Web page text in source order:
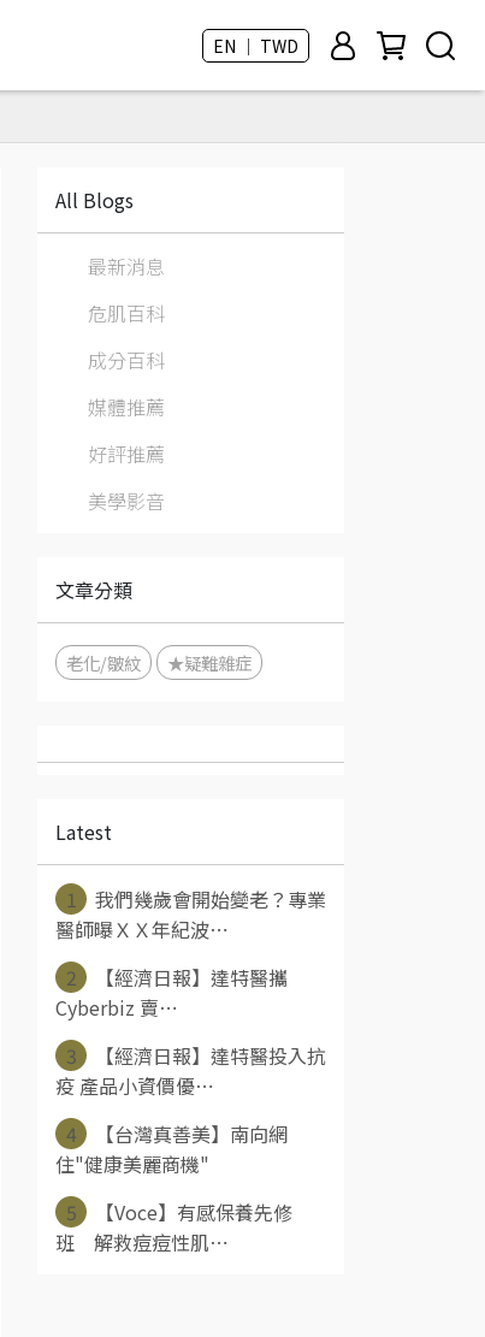
EN ｜ TWD
All Blogs
最新消息
危肌百科
成分百科
媒體推薦
好評推薦
美學影音
文章分類
老化/皺紋 ★疑難雜症
Latest
1
我們幾歲會開始變老？專業
醫師曝ＸＸ年紀波⋯
2
【經濟日報】達特醫攜
Cyberbiz 賣⋯
3
【經濟日報】達特醫投入抗
疫 產品小資價優⋯
4
【台灣真善美】南向網
住"健康美麗商機"
5
【Voce】有感保養先修
班 解救痘痘性肌⋯